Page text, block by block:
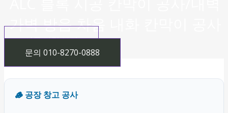
가벽 방음 차음 내화 칸막이 공사
시공 가격 보기
문의 010-8270-0888
🪵 공장 창고 공사